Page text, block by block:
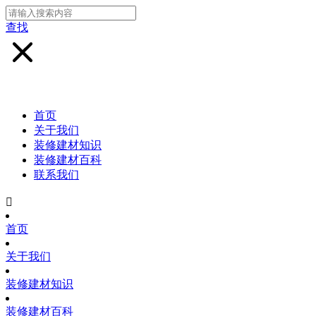
查找
首页
关于我们
装修建材知识
装修建材百科
联系我们

首页
关于我们
装修建材知识
装修建材百科